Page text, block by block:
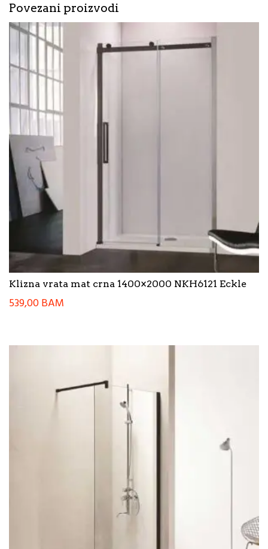
Povezani proizvodi
Klizna vrata mat crna 1400×2000 NKH6121 Eckle
539,00BAM